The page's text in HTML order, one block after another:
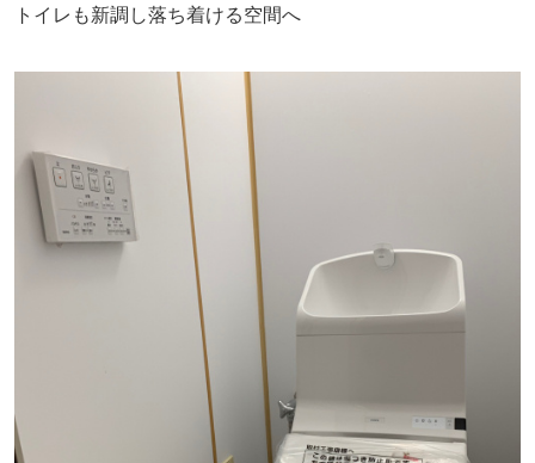
トイレも新調し落ち着ける空間へ